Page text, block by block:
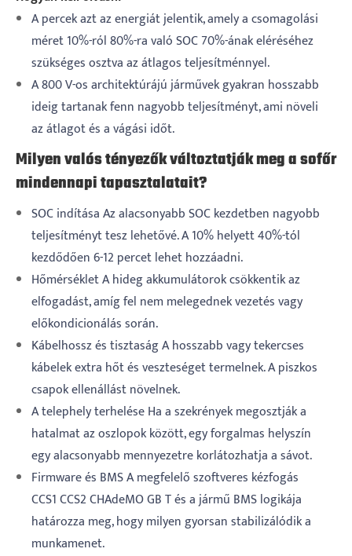
A percek azt az energiát jelentik, amely a csomagolási
méret 10%-ról 80%-ra való SOC 70%-ának eléréséhez
szükséges osztva az átlagos teljesítménnyel.
A 800 V-os architektúrájú járművek gyakran hosszabb
ideig tartanak fenn nagyobb teljesítményt, ami növeli
az átlagot és a vágási időt.
Milyen valós tényezők változtatják meg a sofőr
mindennapi tapasztalatait?
SOC indítása Az alacsonyabb SOC kezdetben nagyobb
teljesítményt tesz lehetővé. A 10% helyett 40%-tól
kezdődően 6-12 percet lehet hozzáadni.
Hőmérséklet A hideg akkumulátorok csökkentik az
elfogadást, amíg fel nem melegednek vezetés vagy
előkondicionálás során.
Kábelhossz és tisztaság A hosszabb vagy tekercses
kábelek extra hőt és veszteséget termelnek. A piszkos
csapok ellenállást növelnek.
A telephely terhelése Ha a szekrények megosztják a
hatalmat az oszlopok között, egy forgalmas helyszín
egy alacsonyabb mennyezetre korlátozhatja a sávot.
Firmware és BMS A megfelelő szoftveres kézfogás
CCS1 CCS2 CHAdeMO GB T és a jármű BMS logikája
határozza meg, hogy milyen gyorsan stabilizálódik a
munkamenet.